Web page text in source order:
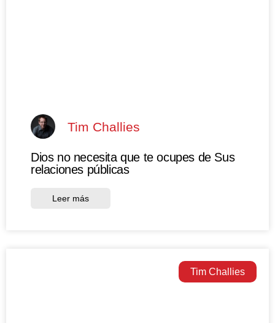
Tim Challies
Dios no necesita que te ocupes de Sus
relaciones públicas
Leer más
Tim Challies